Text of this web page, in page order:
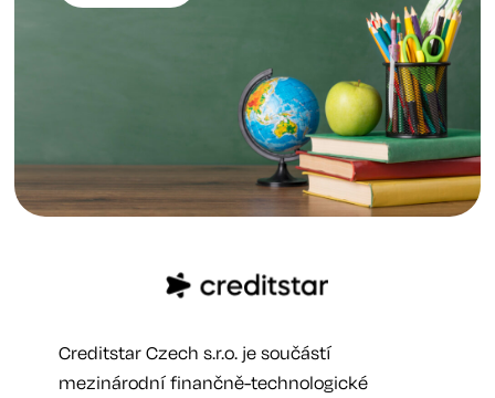
Creditstar Czech s.r.o. je součástí
mezinárodní finančně-technologické